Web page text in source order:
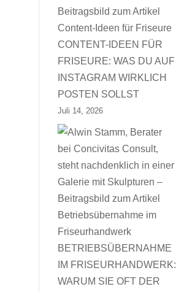
CONTENT-IDEEN FÜR
FRISEURE: WAS DU AUF
INSTAGRAM WIRKLICH
POSTEN SOLLST
Juli 14, 2026
BETRIEBSÜBERNAHME
IM FRISEURHANDWERK:
WARUM SIE OFT DER